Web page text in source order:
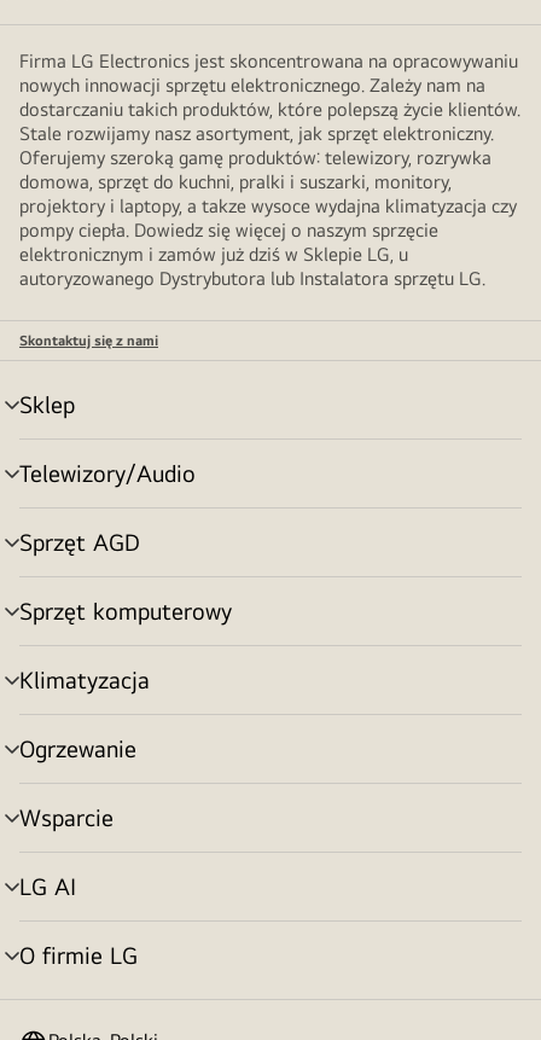
Firma LG Electronics jest skoncentrowana na opracowywaniu
nowych innowacji sprzętu elektronicznego. Zależy nam na
dostarczaniu takich produktów, które polepszą życie klientów.
Stale rozwijamy nasz asortyment, jak sprzęt elektroniczny.
Oferujemy szeroką gamę produktów: telewizory, rozrywka
domowa, sprzęt do kuchni, pralki i suszarki, monitory,
projektory i laptopy, a takze wysoce wydajna klimatyzacja czy
pompy ciepła. Dowiedz się więcej o naszym sprzęcie
elektronicznym i zamów już dziś w Sklepie LG, u
autoryzowanego Dystrybutora lub Instalatora sprzętu LG.
Skontaktuj się z nami
Sklep
Przełącznik
menu
Telewizory/Audio
Przełącznik
menu
Sprzęt AGD
Przełącznik
menu
Sprzęt komputerowy
Przełącznik
menu
Klimatyzacja
Przełącznik
menu
Ogrzewanie
Przełącznik
menu
Wsparcie
Przełącznik
menu
LG AI
Przełącznik
menu
O firmie LG
Przełącznik